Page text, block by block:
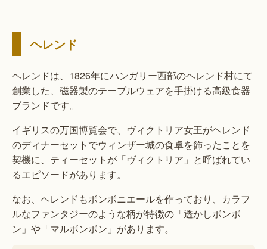
ヘレンド
ヘレンドは、1826年にハンガリー西部のヘレンド村にて
創業した、磁器製のテーブルウェアを手掛ける高級食器
ブランドです。
イギリスの万国博覧会で、ヴィクトリア女王がヘレンド
のディナーセットでウィンザー城の食卓を飾ったことを
契機に、ティーセットが「ヴィクトリア」と呼ばれてい
るエピソードがあります。
なお、ヘレンドもボンボニエールを作っており、カラフ
ルなファンタジーのような柄が特徴の「透かしボンボ
ン」や「マルボンボン」があります。